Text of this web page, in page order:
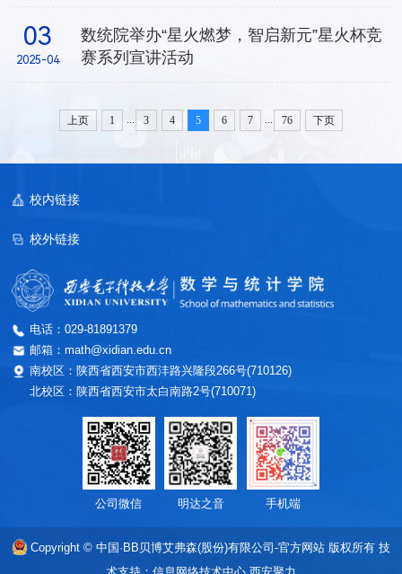
03
2025-04
数统院举办“星火燃梦，智启新元”星火杯竞
赛系列宣讲活动
上页 1 3 4 5 6 7 76 下页
电话：029-81891379
邮箱：math@xidian.edu.cn
南校区：陕西省西安市西沣路兴隆段266号(710126)
北校区：陕西省西安市太白南路2号(710071)
校内链接
校外链接
公司微信 明达之音 手机端
Copyright © 中国·BB贝博艾弗森(股份)有限公司-官方网站 版权所有 技